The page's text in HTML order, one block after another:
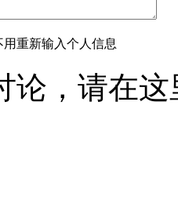
重新输入个人信息
，请在这